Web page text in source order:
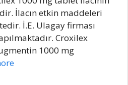
İlacın etkin maddeleri
İ.E. Ulagay firması
Croxilex
1000 mg